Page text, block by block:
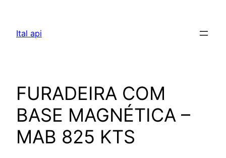
Ital api
FURADEIRA COM
BASE MAGNÉTICA –
MAB 825 KTS